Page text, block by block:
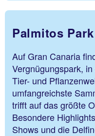
Palmitos Park
Auf Gran Canaria
Vergnügungspark,
Tier- und
umfangreichste
trifft auf das größte
Besondere
Shows und die